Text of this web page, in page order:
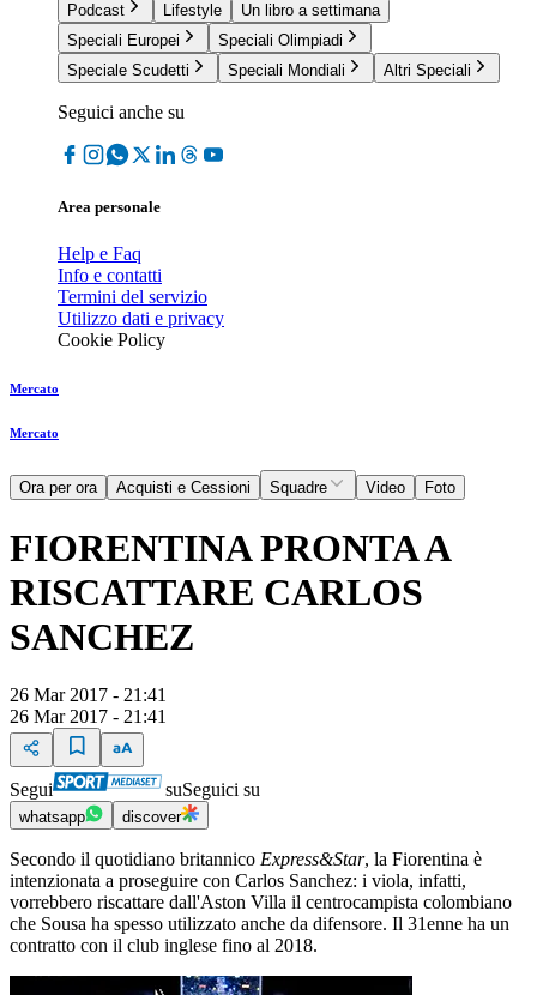
Podcast
Lifestyle
Un libro a settimana
Speciali Europei
Speciali Olimpiadi
Speciale Scudetti
Speciali Mondiali Altri Speciali
Seguici anche su
Area personale
Help e Faq
Info e contatti
Termini del servizio
Utilizzo dati e privacy
Cookie Policy
Mercato
Mercato
Ora per ora Acquisti e Cessioni Squadre Video Foto
FIORENTINA PRONTA A
RISCATTARE CARLOS
SANCHEZ
26 Mar 2017 - 21:41
26 Mar 2017 - 21:41
Segui suSeguici su
whatsapp discover
Secondo il quotidiano britannico Express&Star, la Fiorentina è
intenzionata a proseguire con Carlos Sanchez: i viola, infatti,
vorrebbero riscattare dall'Aston Villa il centrocampista colombiano
che Sousa ha spesso utilizzato anche da difensore. Il 31enne ha un
contratto con il club inglese fino al 2018.